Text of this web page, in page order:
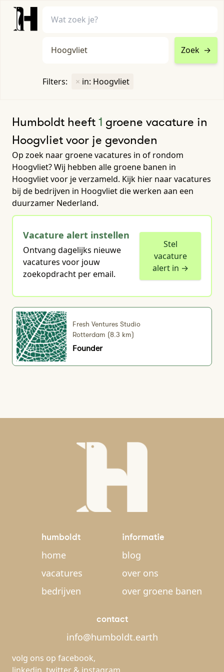
Zoek →
Filters: × in: Hoogvliet
Humboldt heeft1 groene vacature in
Hoogvliet voor je gevonden
Op zoek naar groene vacatures in of rondom
Hoogvliet? Wij hebben alle groene banen in
Hoogvliet voor je verzameld. Kijk hier naar vacatures
bij de bedrijven in Hoogvliet die werken aan een
duurzamer Nederland.
Vacature alert instellen
Ontvang dagelijks nieuwe
vacatures voor jouw
zoekopdracht per email.
Stel
vacature
alert in →
Fresh Ventures Studio
Rotterdam (8.3 km)
Founder
humboldt
home
vacatures
bedrijven
informatie
blog
over ons
over groene banen
contact
info@humboldt.earth
volg ons op facebook,